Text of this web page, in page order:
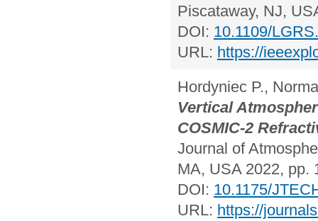
Piscataway, NJ,
DOI: 10.1109/
URL: https://
Hordyniec P.,
Vertical
COSMIC-2
Journal of
MA, USA 2022, pp.
DOI: 10.1175/
URL: https://